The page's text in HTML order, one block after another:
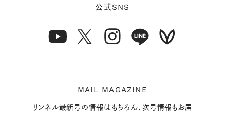
公式SNS
MAIL MAGAZINE
リンネル最新号の情報はもちろん、次号情報もお届